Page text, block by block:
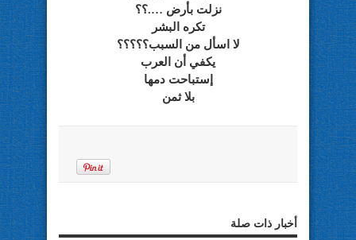
نزلت بأرض ….؟؟
تكره البشر
لا اسأل من السبب؟؟؟؟؟
يكفي أن العرب
إستباحت دمها
بلا ثمن
أخبار ذات صلة